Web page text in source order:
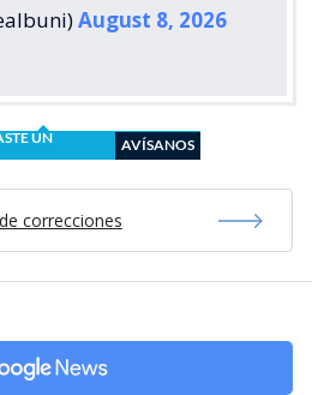
August 8, 2026
UN
AVÍSANOS
correcciones